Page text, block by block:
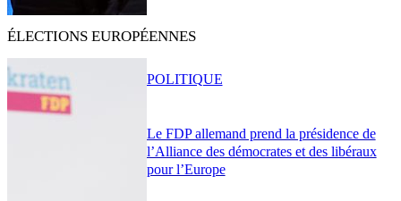
ÉLECTIONS EUROPÉENNES
Le FDP allemand prend la présidence de
l’Alliance des démocrates et des libéraux
pour l’Europe
POLITIQUE